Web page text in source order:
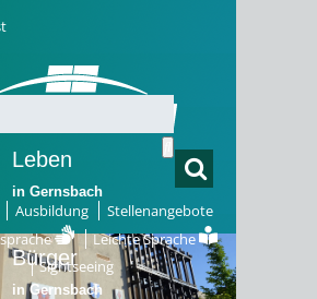
Ausbildung
Stellenangebote
Leichte Sprache
Sightseeing
Leben
in Gernsbach
Bürger
in Gernsbach